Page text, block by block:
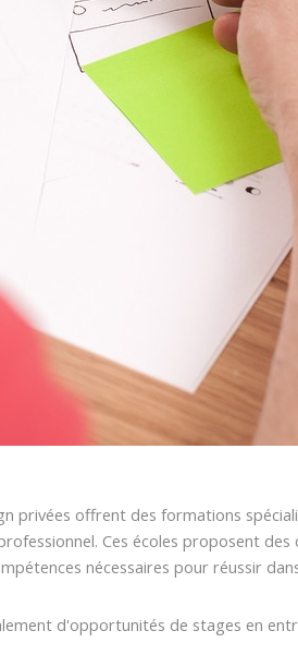
privées offrent des formations
Ces écoles proposent
nécessaires pour réussir
d'opportunités de stages en